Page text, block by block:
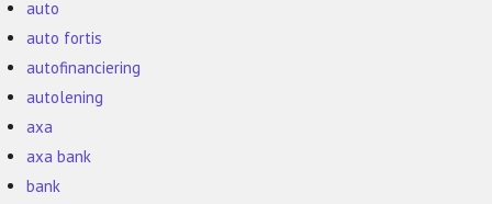
auto
auto fortis
autofinanciering
autolening
axa
axa bank
bank